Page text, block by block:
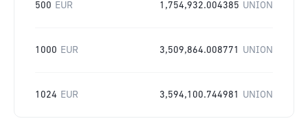
500 EUR 1,754,932.004385 UNION
1000 EUR 3,509,864.008771 UNION
1024 EUR 3,594,100.744981 UNION